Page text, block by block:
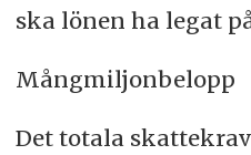
ska lönen ha legat
Mångmiljonbelopp
Det totala